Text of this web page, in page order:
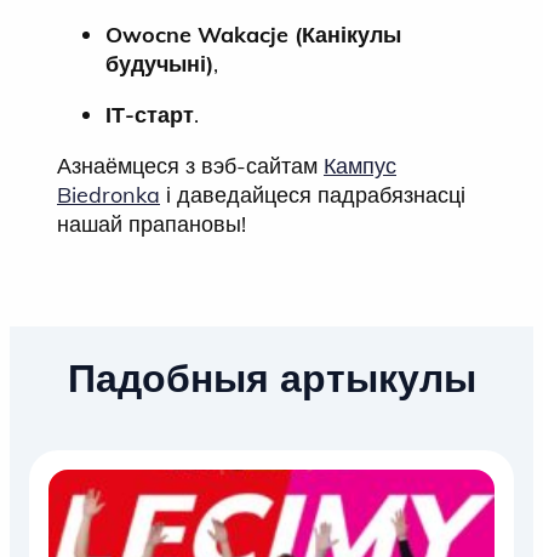
Owocne Wakacje (Канікулы
будучыні),
ІТ-старт.
Азнаёмцеся з вэб-сайтам Кампус
Biedronka і даведайцеся падрабязнасці
нашай прапановы!
Падобныя артыкулы